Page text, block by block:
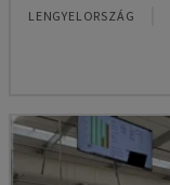
LENGYELORSZÁG